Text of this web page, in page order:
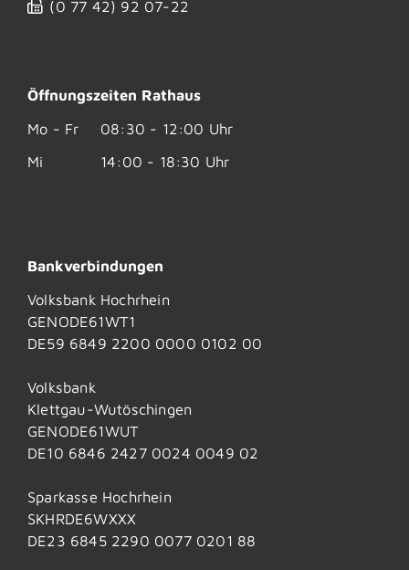
(0 77 42) 92 07-22
Öffnungszeiten Rathaus
Mo - Fr
08:30 - 12:00 Uhr
Mi
14:00 - 18:30 Uhr
Bankverbindungen
Volksbank Hochrhein
GENODE61WT1
DE59 6849 2200 0000 0102 00
Volksbank
Klettgau-Wutöschingen
GENODE61WUT
DE10 6846 2427 0024 0049 02
Sparkasse Hochrhein
SKHRDE6WXXX
DE23 6845 2290 0077 0201 88